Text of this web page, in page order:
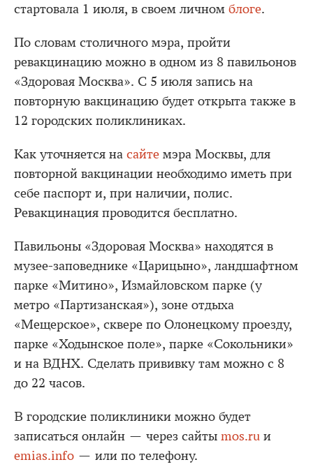
стартовала 1 июля, в своем личном блоге.
По словам столичного мэра, пройти
ревакцинацию можно в одном из 8 павильонов
«Здоровая Москва». С 5 июля запись на
повторную вакцинацию будет открыта также в
12 городских поликлиниках.
Как уточняется на сайте мэра Москвы, для
повторной вакцинации необходимо иметь при
себе паспорт и, при наличии, полис.
Ревакцинация проводится бесплатно.
Павильоны «Здоровая Москва» находятся в
музее-заповеднике «Царицыно», ландшафтном
парке «Митино», Измайловском парке (у
метро «Партизанская»), зоне отдыха
«Мещерское», сквере по Олонецкому проезду,
парке «Ходынское поле», парке «Сокольники»
и на ВДНХ. Сделать прививку там можно с 8
до 22 часов.
В городские поликлиники можно будет
записаться онлайн — через сайты mos.ru и
emias.info — или по телефону.